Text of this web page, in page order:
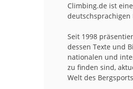
Climbing.de ist
Seit 1998
dessen Texte und
nationalen und
zu finden sind,
Welt des